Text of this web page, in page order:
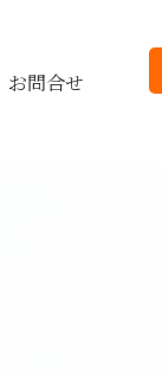
お問合せ